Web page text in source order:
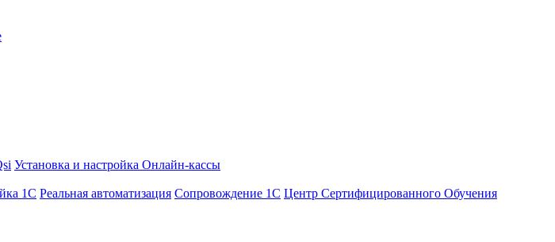
Установка и настройка Онлайн-кассы
1С Реальная автоматизация Сопровождение 1С Центр Сертифицированного Обучения